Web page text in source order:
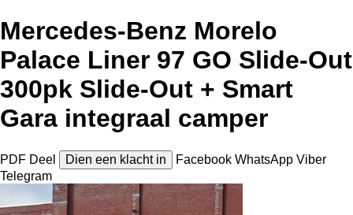
Mercedes-Benz Morelo
Palace Liner 97 GO Slide-Out
300pk Slide-Out + Smart
Gara integraal camper
PDF Deel Dien een klacht in Facebook WhatsApp Viber
Telegram